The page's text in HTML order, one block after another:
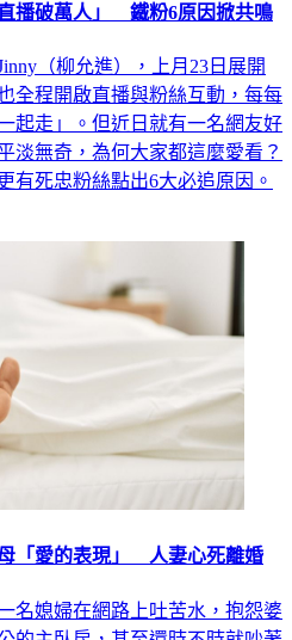
播破萬人」 鐵粉6原因掀共鳴
（柳允進），上月23日展開
全程開啟直播與粉絲互動，每每
起走」。但近日就有一名網友好
淡無奇，為何大家都這麼愛看？
有死忠粉絲點出6大必追原因。
「愛的表現」 人妻心死離婚
名媳婦在網路上吐苦水，抱怨婆